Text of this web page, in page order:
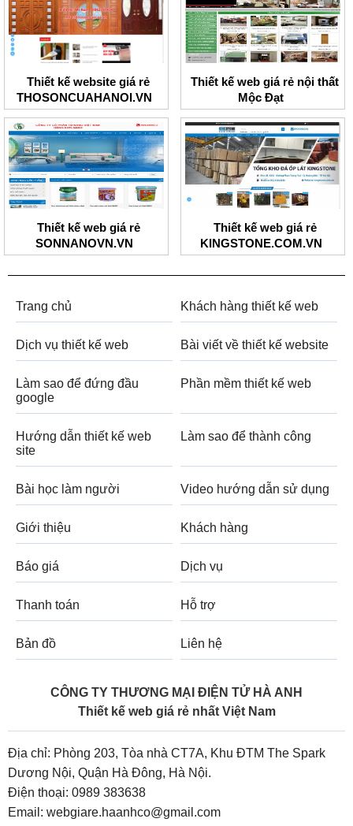
Thiết kế website giá rẻ
THOSONCUAHANOI.VN
Thiết kế web giá rẻ nội thất
Mộc Đạt
Thiết kế web giá rẻ
SONNANOVN.VN
Thiết kế web giá rẻ
KINGSTONE.COM.VN
Trang chủ Khách hàng thiết kế web
Dịch vụ thiết kế web Bài viết về thiết kế website
Làm sao để đứng đầu
google
Phần mềm thiết kế web
Hướng dẫn thiết kế web
site
Làm sao để thành công
Bài học làm người Video hướng dẫn sử dụng
Giới thiệu Khách hàng
Báo giá Dịch vụ
Thanh toán Hỗ trợ
Bản đồ Liên hệ
CÔNG TY THƯƠNG MẠI ĐIỆN TỬ HÀ ANH
Thiết kế web giá rẻ nhất Việt Nam
Địa chỉ: Phòng 203, Tòa nhà CT7A, Khu ĐTM The Spark
Dương Nội, Quận Hà Đông, Hà Nội.
Điện thoại: 0989 383638
Email: webgiare.haanhco@gmail.com